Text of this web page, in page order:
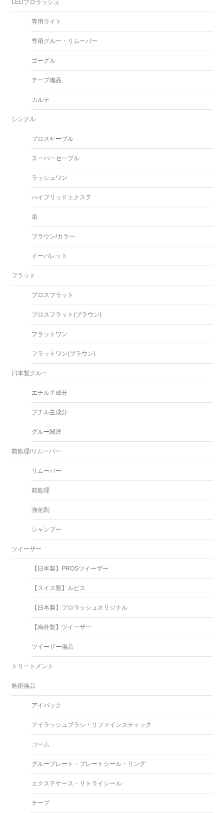
LEDプロラッシュ
専用ライト
専用グルー・リムーバー
ゴーグル
テープ備品
カルテ
シングル
プロスセーブル
スーパーセーブル
ラッシュワン
ハイブリッドエクステ
束
ブラウン/カラー
イーパレット
フラット
プロスフラット
プロスフラット(ブラウン)
フラットワン
フラットワン(ブラウン)
日本製グルー
エチル主成分
ブチル主成分
グルー関連
前処理/リムーバー
リムーバー
前処理
強化剤
シャンプー
ツイーザー
【日本製】PROSツイーザー
【スイス製】ルビス
【日本製】プロラッシュオリジナル
【海外製】ツイーザー
ツイーザー備品
トリートメント
施術備品
アイパック
アイラッシュブラシ・リファインスティック
コーム
グループレート・プレートシール・リング
エクステケース・リトライシール
テープ